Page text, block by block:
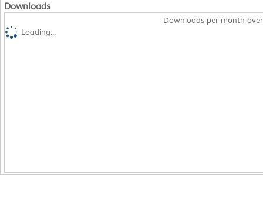
Downloads
Downloads per month
Loading...